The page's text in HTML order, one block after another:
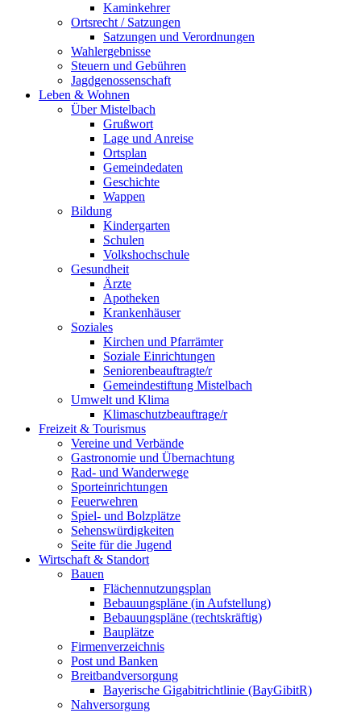
Kaminkehrer
Ortsrecht / Satzungen
Satzungen und Verordnungen
Wahlergebnisse
Steuern und Gebühren
Jagdgenossenschaft
Leben & Wohnen
Über Mistelbach
Grußwort
Lage und Anreise
Ortsplan
Gemeindedaten
Geschichte
Wappen
Bildung
Kindergarten
Schulen
Volkshochschule
Gesundheit
Ärzte
Apotheken
Krankenhäuser
Soziales
Kirchen und Pfarrämter
Soziale Einrichtungen
Seniorenbeauftragte/r
Gemeindestiftung Mistelbach
Umwelt und Klima
Klimaschutzbeauftrage/r
Freizeit & Tourismus
Vereine und Verbände
Gastronomie und Übernachtung
Rad- und Wanderwege
Sporteinrichtungen
Feuerwehren
Spiel- und Bolzplätze
Sehenswürdigkeiten
Seite für die Jugend
Wirtschaft & Standort
Bauen
Flächennutzungsplan
Bebauungspläne (in Aufstellung)
Bebauungspläne (rechtskräftig)
Bauplätze
Firmenverzeichnis
Post und Banken
Breitbandversorgung
Bayerische Gigabitrichtlinie (BayGibitR)
Nahversorgung